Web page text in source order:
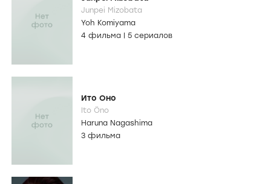
Junpei Mizobata
Yoh Komiyama
4 фильма
5 сериалов
Ито Оно
Ito Ôno
Haruna Nagashima
3 фильма